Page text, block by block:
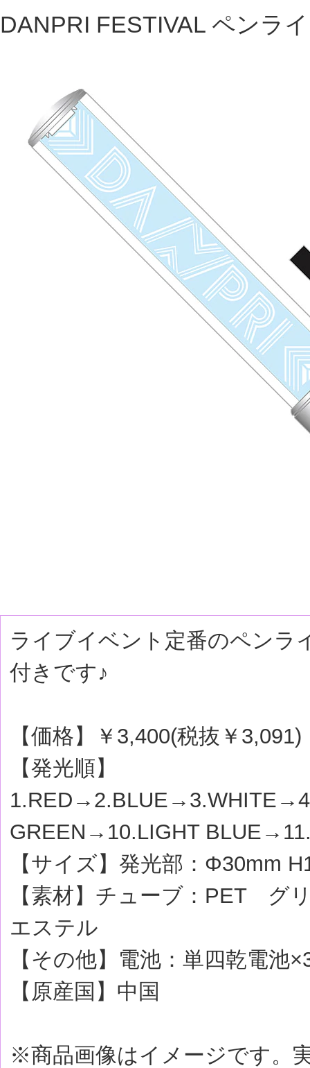
DANPRI FESTIVAL ペンラ
ライブイベント定番のペンラ
付きです♪
【価格】￥3,400(税抜￥3,091)
【発光順】
GREEN→10.LIGHT
【サイズ】発光部：Φ30mm
【素材】チューブ：PET グ
エステル
【その他】電池：単四乾電池
【原産国】中国
※商品画像はイメージです。